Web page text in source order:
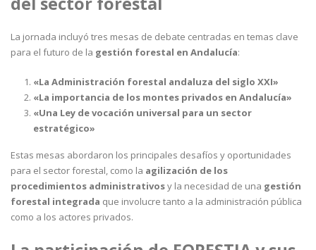
La jornada incluyó tres mesas de debate centradas en temas clave
para el futuro de la gestión forestal en Andalucía:
«La Administración forestal andaluza del siglo XXI»
«La importancia de los montes privados en Andalucía»
«Una Ley de vocación universal para un sector
estratégico»
Estas mesas abordaron los principales desafíos y oportunidades
para el sector forestal, como la agilización de los
procedimientos administrativosy la necesidad de una gestión
forestal integrada que involucre tanto a la administración pública
como a los actores privados.